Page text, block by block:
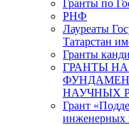
Гранты по
РНФ
Лауреаты
Татарстан
Гранты
ГРАНТЫ
НАУЧНЫХ
Грант
инженерных